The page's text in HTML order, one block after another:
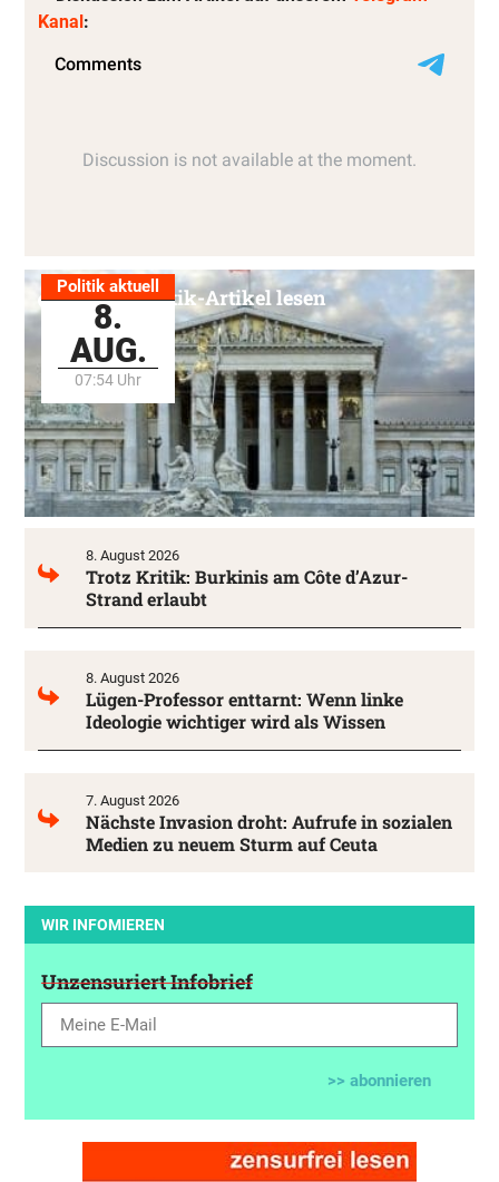
Kanal :
Politik aktuell
8.
AUG.
07:54 Uhr
Alle Politik-Artikel lesen
8. August 2026
Trotz Kritik: Burkinis am Côte d’Azur-
Strand erlaubt
8. August 2026
Lügen-Professor enttarnt: Wenn linke
Ideologie wichtiger wird als Wissen
7. August 2026
Nächste Invasion droht: Aufrufe in sozialen
Medien zu neuem Sturm auf Ceuta
WIR INFOMIEREN
Unzensuriert Infobrief
>> abonnieren